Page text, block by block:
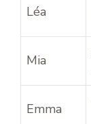
Léa
Mia
Emma